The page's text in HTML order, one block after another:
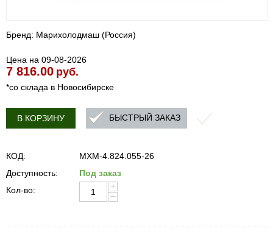
Бренд: Марихолодмаш (Россия)
Цена на 09-08-2026
7 816.00 руб.
*со склада в Новосибирске
В КОРЗИНУ БЫСТРЫЙ ЗАКАЗ
КОД:
MXM-4.824.055-26
Доступность:
Под заказ
Кол-во:
+
−